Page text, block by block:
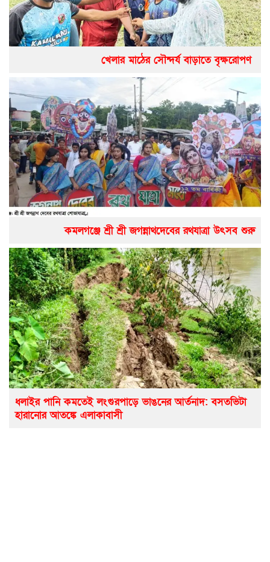
খেলার মাঠের সৌন্দর্য বাড়াতে বৃক্ষরোপণ
কমলগঞ্জে শ্রী শ্রী জগন্নাথদেবের রথযাত্রা উৎসব শুরু
ধলাইর পানি কমতেই লংগুরপাড়ে ভাঙনের আর্তনাদ: বসতভিটা
হারানোর আতঙ্কে এলাকাবাসী